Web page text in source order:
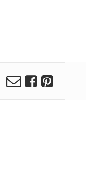
E-MailFacebook